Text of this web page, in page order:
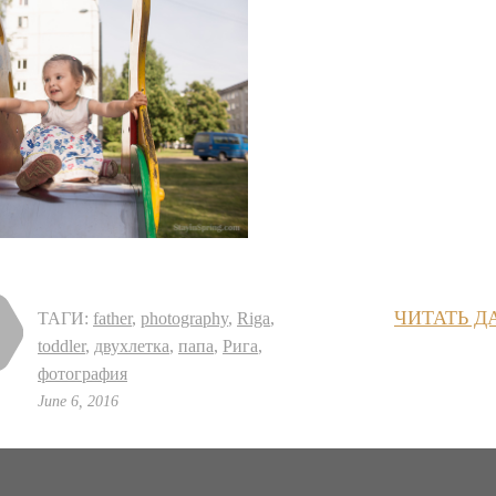
ЧИТАТЬ
ТАГИ: father, photography, Riga,
toddler, двухлетка, папа, Рига,
фотография
June 6, 2016